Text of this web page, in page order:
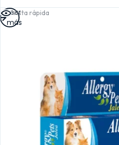
Vista rápida
Leer
más